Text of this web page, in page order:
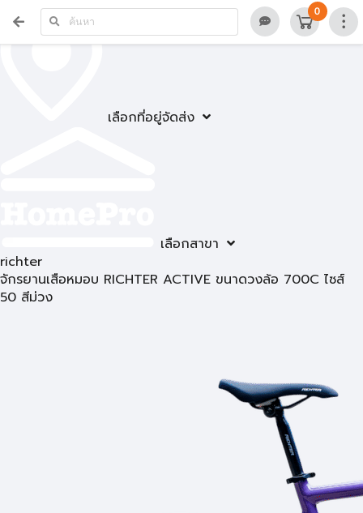
เลือกที่อยู่จัดส่ง
เลือกสาขา
0
richter
จักรยานเสือหมอบ RICHTER ACTIVE ขนาดวงล้อ 700C ไซส์
50 สีม่วง